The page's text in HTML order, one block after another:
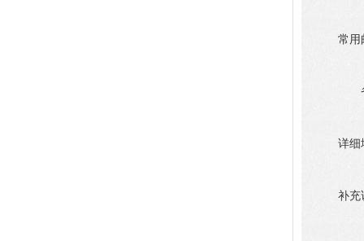
常用
详细
补充